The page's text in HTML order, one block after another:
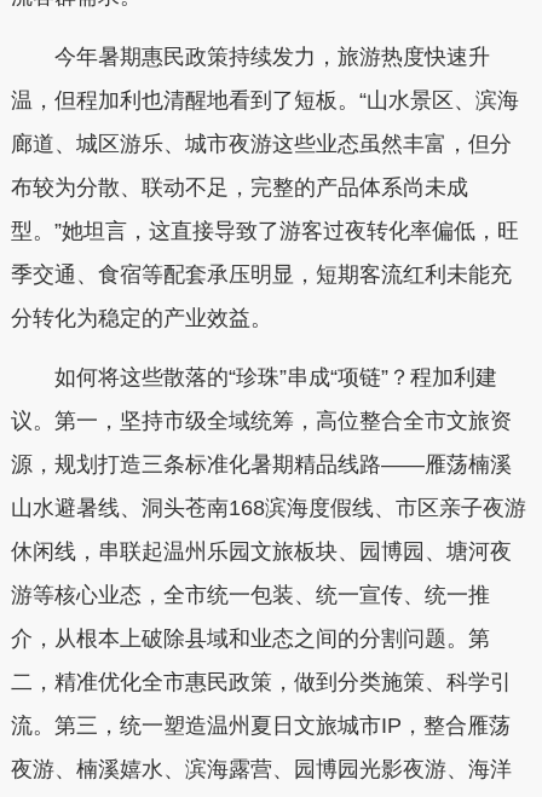
今年暑期惠民政策持续发力，旅游热度快速升
温，但程加利也清醒地看到了短板。“山水景区、滨海
廊道、城区游乐、城市夜游这些业态虽然丰富，但分
布较为分散、联动不足，完整的产品体系尚未成
型。”她坦言，这直接导致了游客过夜转化率偏低，旺
季交通、食宿等配套承压明显，短期客流红利未能充
分转化为稳定的产业效益。
如何将这些散落的“珍珠”串成“项链”？程加利建
议。第一，坚持市级全域统筹，高位整合全市文旅资
源，规划打造三条标准化暑期精品线路——雁荡楠溪
山水避暑线、洞头苍南168滨海度假线、市区亲子夜游
休闲线，串联起温州乐园文旅板块、园博园、塘河夜
游等核心业态，全市统一包装、统一宣传、统一推
介，从根本上破除县域和业态之间的分割问题。第
二，精准优化全市惠民政策，做到分类施策、科学引
流。第三，统一塑造温州夏日文旅城市IP，整合雁荡
夜游、楠溪嬉水、滨海露营、园博园光影夜游、海洋